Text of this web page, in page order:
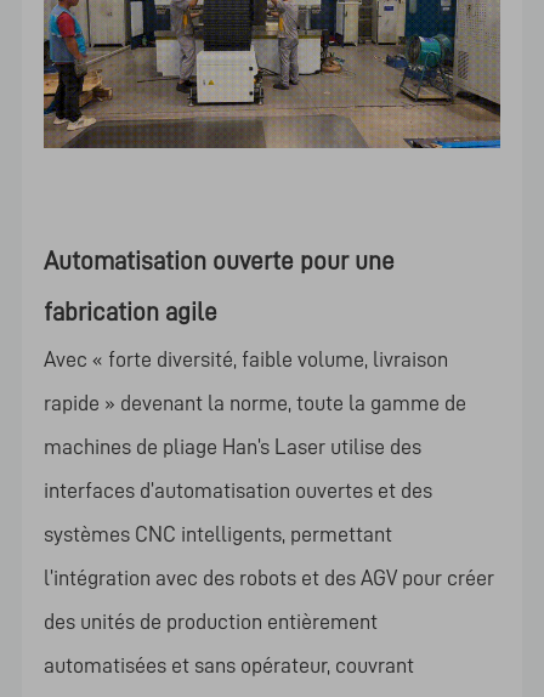
Automatisation ouverte pour une
fabrication agile
Avec « forte diversité, faible volume, livraison
rapide » devenant la norme, toute la gamme de
machines de pliage Han’s Laser utilise des
interfaces d’automatisation ouvertes et des
systèmes CNC intelligents, permettant
l’intégration avec des robots et des AGV pour créer
des unités de production entièrement
automatisées et sans opérateur, couvrant